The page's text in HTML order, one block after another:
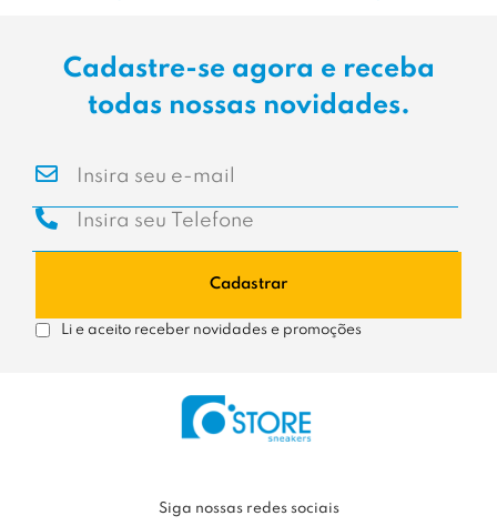
Cadastre-se agora e receba
todas nossas novidades.
Cadastrar
Li e aceito receber novidades e promoções
Siga nossas redes sociais